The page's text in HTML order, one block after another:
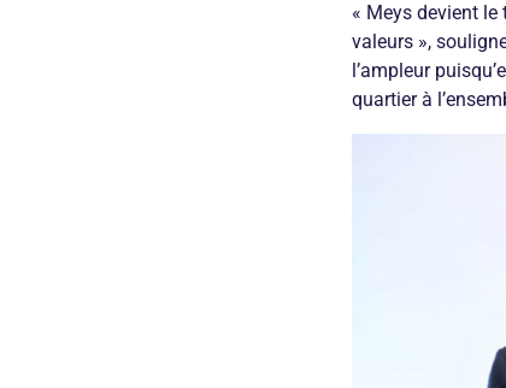
« Meys devient
valeurs »,
l’ampleur
quartier à